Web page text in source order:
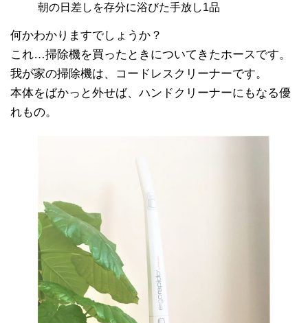
朝の日差しを存分に浴びた手放し1品
何かわかりますでしょうか？
これ…掃除機を買ったときについてきたホースです。
我が家の掃除機は、コードレスクリーナーです。
本体をぱかっと外せば、ハンドクリーナーにもなる優
れもの。